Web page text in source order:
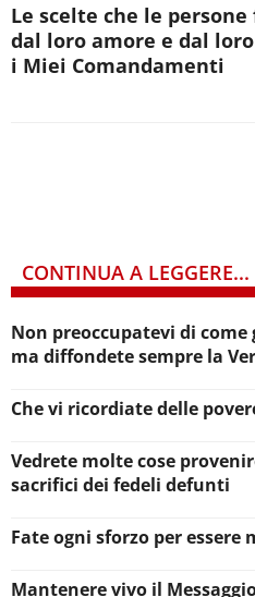
Le scelte che le
dal loro amore e dal
i Miei Comandamenti
CONTINUA A LEGGERE...
Non preoccupatevi di
ma diffondete sempre la
Che vi ricordiate delle
Vedrete molte cose
sacrifici dei fedeli defunti
Fate ogni sforzo per essere
Mantenere vivo il